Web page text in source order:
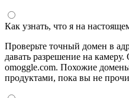
Как узнать, что я на
Проверьте точный домен в
давать разрешение на
omoggle.com. Похожие
продуктами, пока вы не